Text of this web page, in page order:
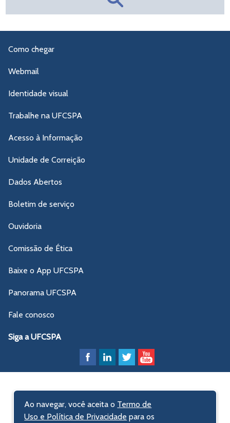
Como chegar
Webmail
Identidade visual
Trabalhe na UFCSPA
Acesso à Informação
Unidade de Correição
Dados Abertos
Boletim de serviço
Ouvidoria
Comissão de Ética
Baixe o App UFCSPA
Panorama UFCSPA
Fale conosco
Siga a UFCSPA
Ao navegar, você aceita o Termo de
Uso e Política de Privacidade para os